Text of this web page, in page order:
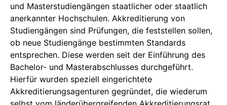
und Masterstudiengängen staatlicher oder staatlich
anerkannter Hochschulen. Akkreditierung von
Studiengängen sind Prüfungen, die feststellen sollen,
ob neue Studiengänge bestimmten Standards
entsprechen. Diese werden seit der Einführung des
Bachelor- und Masterabschlusses durchgeführt.
Hierfür wurden speziell eingerichtete
Akkreditierungsagenturen gegründet, die wiederum